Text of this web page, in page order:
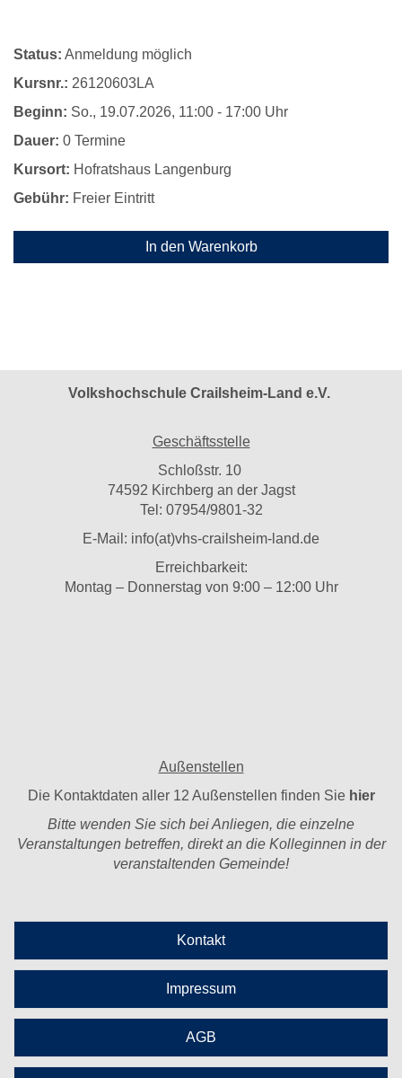
Status: Anmeldung möglich
Kursnr.: 26120603LA
Beginn: So., 19.07.2026, 11:00 - 17:00 Uhr
Dauer: 0 Termine
Kursort: Hofratshaus Langenburg
Gebühr: Freier Eintritt
In den Warenkorb
Volkshochschule Crailsheim-Land e.V.
Geschäftsstelle
Schloßstr. 10
74592 Kirchberg an der Jagst
Tel: 07954/9801-32
E-Mail: info(at)vhs-crailsheim-land.de
Erreichbarkeit:
Montag – Donnerstag von 9:00 – 12:00 Uhr
Außenstellen
Die Kontaktdaten aller 12 Außenstellen finden Sie hier
Bitte wenden Sie sich bei Anliegen, die einzelne
Veranstaltungen betreffen, direkt an die Kolleginnen in der
veranstaltenden Gemeinde!
Kontakt
Impressum
AGB